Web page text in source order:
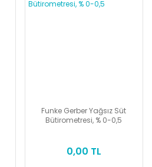
Funke Gerber Yağsız Süt
Bütirometresi, % 0-0,5
0,00 TL